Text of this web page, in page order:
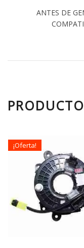
ANTES DE
¡Oferta!